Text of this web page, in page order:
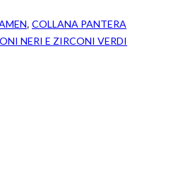
, COLLANA PANTERA
NERI E ZIRCONI VERDI